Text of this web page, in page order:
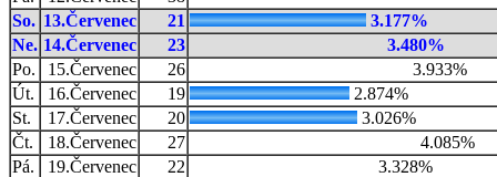
So. 13.Červenec 21
3.177%
Ne. 14.Červenec 23
3.480%
Po.
15.Červenec 26
3.933%
Út.
16.Červenec 19
2.874%
St.
17.Červenec 20
3.026%
Čt.
18.Červenec 27
4.085%
Pá.
19.Červenec 22
3.328%